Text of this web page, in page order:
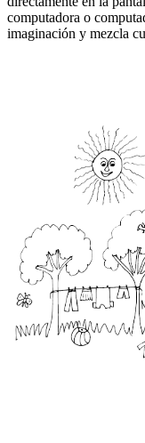
computadora o
imaginación y mezcla